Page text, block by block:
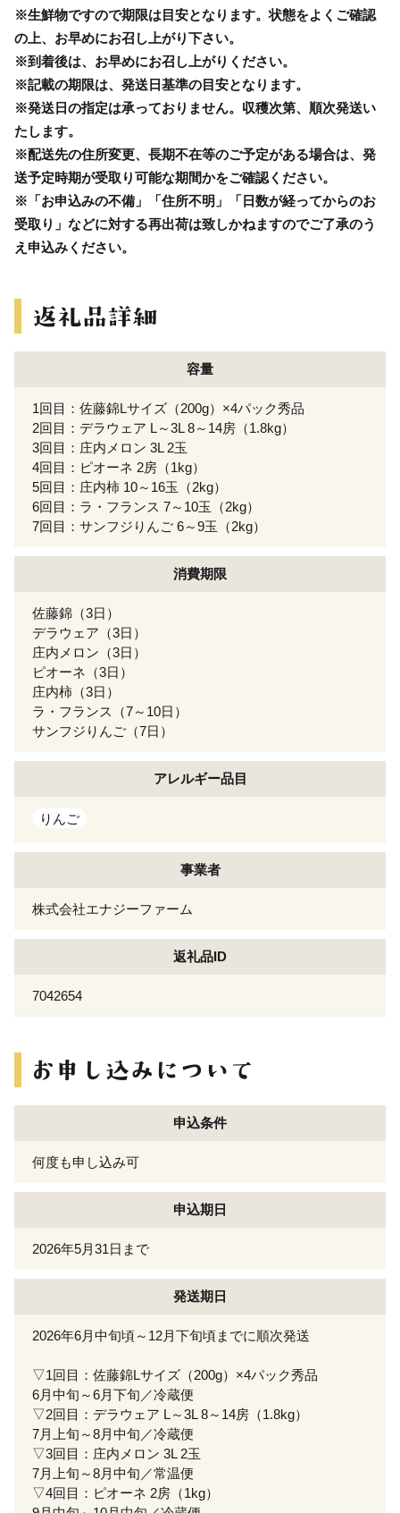
※生鮮物ですので期限は目安となります。状態をよくご確認
の上、お早めにお召し上がり下さい。
※到着後は、お早めにお召し上がりください。
※記載の期限は、発送日基準の目安となります。
※発送日の指定は承っておりません。収穫次第、順次発送い
たします。
※配送先の住所変更、長期不在等のご予定がある場合は、発
送予定時期が受取り可能な期間かをご確認ください。
※「お申込みの不備」「住所不明」「日数が経ってからのお
受取り」などに対する再出荷は致しかねますのでご了承のう
え申込みください。
容量
1回目：佐藤錦Lサイズ（200g）×4パック秀品
2回目：デラウェア L～3L 8～14房（1.8kg）
3回目：庄内メロン 3L 2玉
4回目：ピオーネ 2房（1kg）
5回目：庄内柿 10～16玉（2kg）
6回目：ラ・フランス 7～10玉（2kg）
7回目：サンフジりんご 6～9玉（2kg）
消費期限
佐藤錦（3日）
デラウェア（3日）
庄内メロン（3日）
ピオーネ（3日）
庄内柿（3日）
ラ・フランス（7～10日）
サンフジりんご（7日）
アレルギー品目
りんご
事業者
株式会社エナジーファーム
返礼品ID
7042654
申込条件
何度も申し込み可
申込期日
2026年5月31日まで
発送期日
2026年6月中旬頃～12月下旬頃までに順次発送
▽1回目：佐藤錦Lサイズ（200g）×4パック秀品
6月中旬～6月下旬／冷蔵便
▽2回目：デラウェア L～3L 8～14房（1.8kg）
7月上旬～8月中旬／冷蔵便
▽3回目：庄内メロン 3L 2玉
7月上旬～8月中旬／常温便
▽4回目：ピオーネ 2房（1kg）